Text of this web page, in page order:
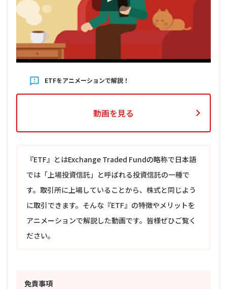
ETFをアニメーションで解説！
動画を見る
『ETF』とはExchange Traded Fundの略称で日本語
では「上場投資信託」と呼ばれる投資信託の一種で
す。取引所に上場していることから、株式と同じよう
に取引できます。そんな『ETF』の特徴やメリットを
アニメーションで解説した動画です。皆様ぜひご覧く
ださい。
免責事項